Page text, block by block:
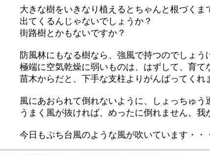
大きな樹をいきなり植えるとちゃんと根づくま
出てくるんじゃないでしょうか？
街路樹とかもないですか？
防風林にもなる樹なら、強風で持つのでしょ
極端に空気乾燥に弱いものは、はずして、育て
苗木からだと、下手な支柱よりがんばってくれ
風にあおられて倒れないように、しょっちゅう
うまく風が抜ければ、めったに倒れません。我
今日もぷち台風のような風が吹いています・・